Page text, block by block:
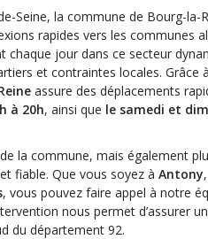
Seine, la commune de Bourg-la-
rapides vers les communes
chaque jour dans ce secteur
et contraintes locales.
assure des déplacements
à 20h, ainsi que le samedi et
la commune, mais également
fiable. Que vous soyez à Antony,
, vous pouvez faire appel à notre
nous permet d’assurer
du département 92.